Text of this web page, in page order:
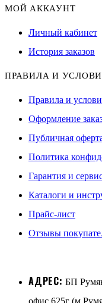
МОЙ АККАУНТ
Личный кабинет
История заказов
ПРАВИЛА И
Правила и
Оформление
Публичная
Политика
Гарантия и
Каталоги и
Прайс-лист
Отзывы
АДРЕС: БП
офис 625г